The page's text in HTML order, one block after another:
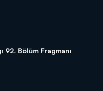
92. Bölüm Fragmanı